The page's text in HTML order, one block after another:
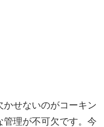
せないのがコーキン
理が不可欠です。今